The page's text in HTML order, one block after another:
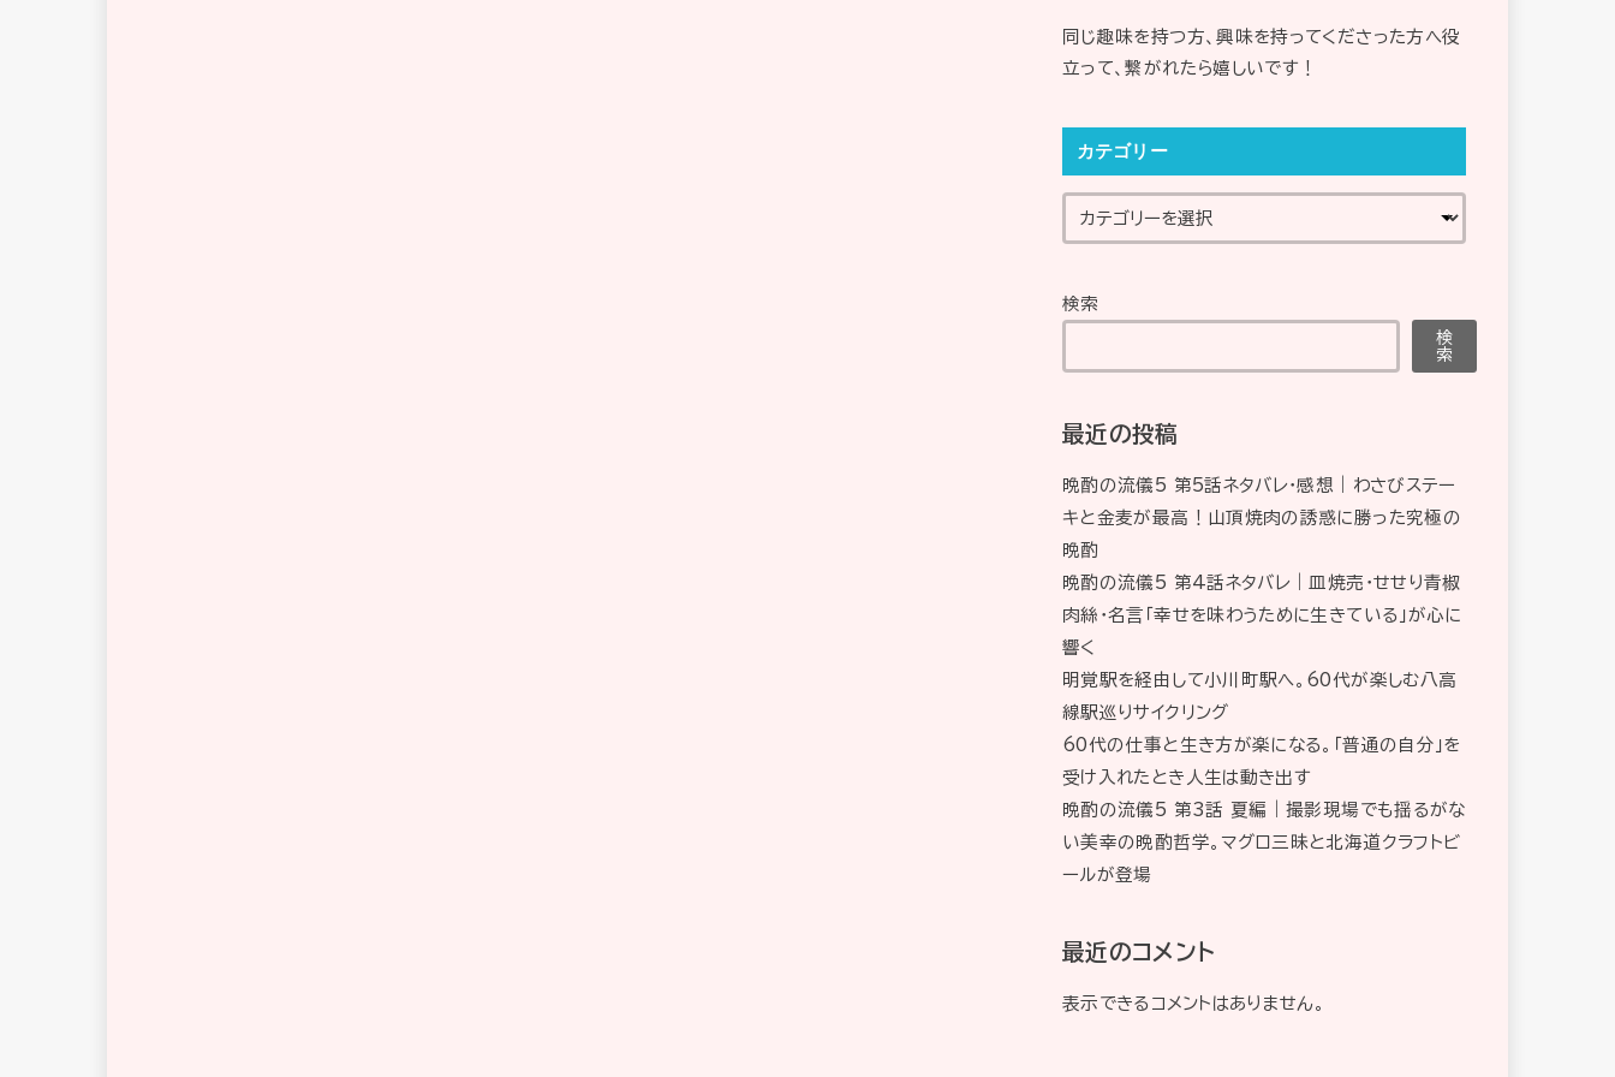
同じ趣味を持つ方、興味を持ってくださった方へ役
立って、繋がれたら嬉しいです！
カテゴリー
検索
検
索
最近の投稿
晩酌の流儀5 第5話ネタバレ・感想｜わさびステー
キと金麦が最高！山頂焼肉の誘惑に勝った究極の
晩酌
晩酌の流儀5 第4話ネタバレ｜皿焼売・せせり青椒
肉絲・名言「幸せを味わうために生きている」が心に
響く
明覚駅を経由して小川町駅へ。60代が楽しむ八高
線駅巡りサイクリング
60代の仕事と生き方が楽になる。「普通の自分」を
受け入れたとき人生は動き出す
晩酌の流儀5 第3話 夏編｜撮影現場でも揺るがな
い美幸の晩酌哲学。マグロ三昧と北海道クラフトビ
ールが登場
最近のコメント
表示できるコメントはありません。